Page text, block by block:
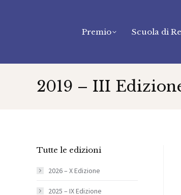
Premio Scuola di
2019 – III
Tutte le edizioni
2026 – X Edizione
2025 – IX Edizione